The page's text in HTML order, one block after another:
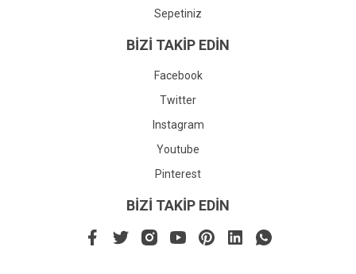
Sepetiniz
BİZİ TAKİP EDİN
Facebook
Twitter
Instagram
Youtube
Pinterest
BİZİ TAKİP EDİN